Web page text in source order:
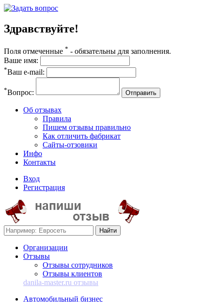
Здравствуйте!
Поля отмеченные * - обязательны для заполнения.
Ваше имя:
*Ваш e-mail:
*Вопрос: Отправить
Об отзывах
Правила
Пишем отзывы правильно
Как отличить фабрикат
Сайты-отзовики
Инфо
Контакты
Вход
Регистрация
Организации
Отзывы
Отзывы сотрудников
Отзывы клиентов
danila-master.ru отзывы
Автомобильный бизнес